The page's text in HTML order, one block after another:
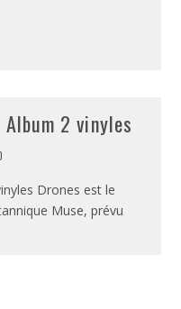
2 vinyles
Drones est le
Muse, prévu